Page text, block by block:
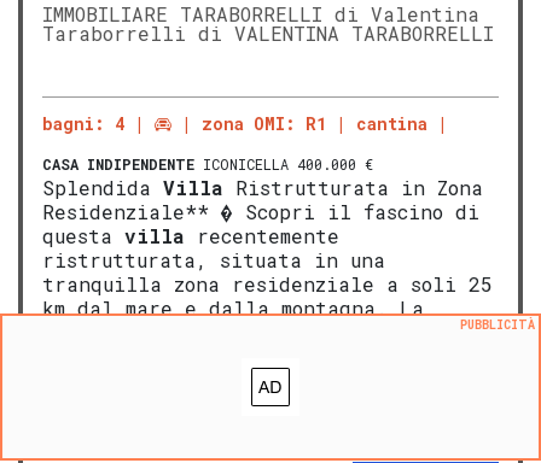
IMMOBILIARE TARABORRELLI di Valentina
Taraborrelli di VALENTINA TARABORRELLI
bagni: 4 zona OMI: R1 cantina
CASA INDIPENDENTE ICONICELLA 400.000 €
Splendida Villa Ristrutturata in Zona
Residenziale** � Scopri il fascino di
questa villa recentemente
ristrutturata, situata in una
tranquilla zona residenziale a soli 25
km dal mare e dalla montagna. La
indipendenti, perfette per chi cerca
PUBBLICITÀ